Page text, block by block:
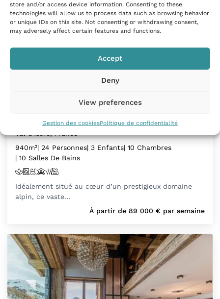
store and/or access device information. Consenting to these
technologies will allow us to process data such as browsing behavior
or unique IDs on this site. Not consenting or withdrawing consent,
may adversely affect certain features and functions.
Accept
Deny
View preferences
Gestion des cookiesPolitique de confidentialité
Chalet d'exception avec espace bien-être
en domaine alpin
Val-d'Isère, France
940m²| 24 Personnes| 3 Enfants| 10 Chambres
| 10 Salles De Bains
Idéalement situé au cœur d’un prestigieux domaine
alpin, ce vaste…
À partir de 89 000 € par semaine